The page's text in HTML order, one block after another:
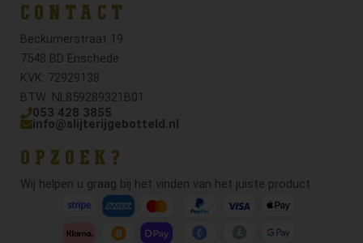
CONTACT
Beckumerstraat 19
7548 BD Enschede
KVK: 72929138
BTW: NL859289321B01
053 428 3855
info@slijterijgebotteld.nl
OPZOEK?
Wij helpen u graag bij het vinden van het juiste product.